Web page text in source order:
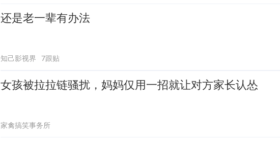
还是老一辈有办法
知己影视界 7跟贴
女孩被拉拉链骚扰，妈妈仅用一招就让对方家长认怂
家禽搞笑事务所